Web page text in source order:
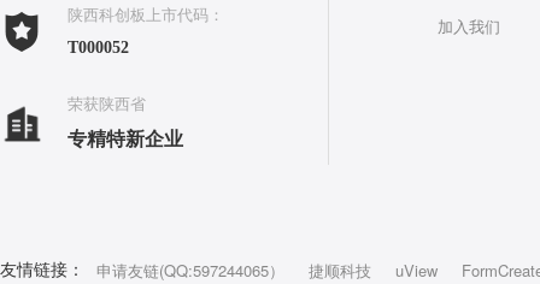
陕西科创板上市代码：
T000052
荣获陕西省
专精特新企业
加入我们
友情链接： 申请友链(QQ:597244065） 捷顺科技 uView